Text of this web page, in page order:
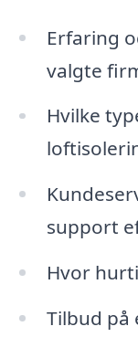
Erfaring
valgte
Hvilke
support
Hvor
Tilbud på